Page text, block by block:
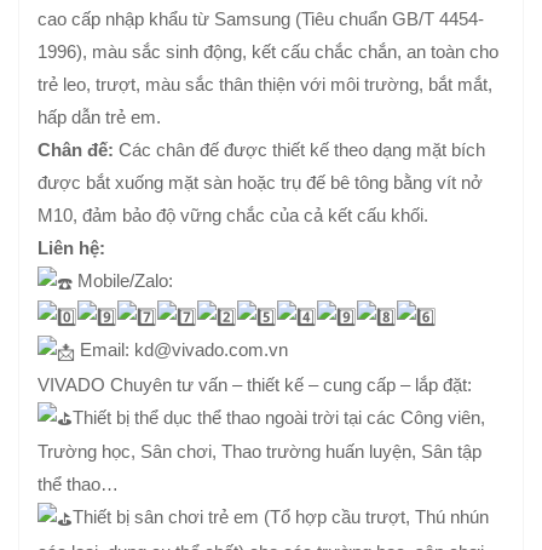
cao cấp nhập khẩu từ Samsung (Tiêu chuẩn GB/T 4454-
1996), màu sắc sinh động, kết cấu chắc chắn, an toàn cho
trẻ leo, trượt, màu sắc thân thiện với môi trường, bắt mắt,
hấp dẫn trẻ em.
Chân đế: Các chân đế được thiết kế theo dạng mặt bích
được bắt xuống mặt sàn hoặc trụ đế bê tông bằng vít nở
M10, đảm bảo độ vững chắc của cả kết cấu khối.
Liên hệ:
Mobile/Zalo:
Email: kd@vivado.com.vn
VIVADO Chuyên tư vấn – thiết kế – cung cấp – lắp đặt:
Thiết bị thể dục thể thao ngoài trời tại các Công viên,
Trường học, Sân chơi, Thao trường huấn luyện, Sân tập
thể thao…
Thiết bị sân chơi trẻ em (Tổ hợp cầu trượt, Thú nhún